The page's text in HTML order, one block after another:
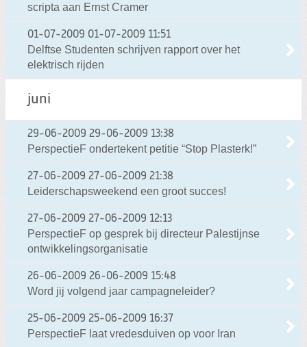
scripta aan Ernst Cramer
01-07-2009 01-07-2009 11:51
Delftse Studenten schrijven rapport over het
elektrisch rijden
juni
29-06-2009 29-06-2009 13:38
PerspectieF ondertekent petitie “Stop Plasterk!”
27-06-2009 27-06-2009 21:38
Leiderschapsweekend een groot succes!
27-06-2009 27-06-2009 12:13
PerspectieF op gesprek bij directeur Palestijnse
ontwikkelingsorganisatie
26-06-2009 26-06-2009 15:48
Word jij volgend jaar campagneleider?
25-06-2009 25-06-2009 16:37
PerspectieF laat vredesduiven op voor Iran